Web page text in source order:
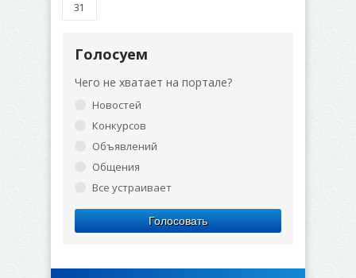
31
Голосуем
Чего не хватает на портале?
Новостей
Конкурсов
Объявлений
Общения
Все устраивает
Голосовать